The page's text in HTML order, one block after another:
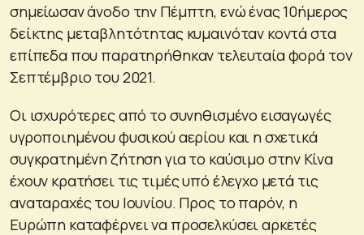
σημείωσαν άνοδο την Πέμπτη, ενώ ένας 10ήμερος
δείκτης μεταβλητότητας κυμαινόταν κοντά στα
επίπεδα που παρατηρήθηκαν τελευταία φορά τον
Σεπτέμβριο του 2021.
Οι ισχυρότερες από το συνηθισμένο εισαγωγές
υγροποιημένου φυσικού αερίου και η σχετικά
συγκρατημένη ζήτηση για το καύσιμο στην Κίνα
έχουν κρατήσει τις τιμές υπό έλεγχο μετά τις
αναταραχές του Ιουνίου. Προς το παρόν, η
Ευρώπη καταφέρνει να προσελκύσει αρκετές